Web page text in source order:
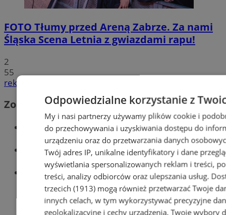
FOTO Tłumy przed Areną Zabrze. Za nami
Śląska Scena Letnia z gwiazdami rapu!
2
55
reklama
Zobacz również
Wiadomości kryminalne w Zabrzu
Wiadomości lokalne
Wiadomości sportowe
Odpowiedzialne korzystanie z
My i nasi partnerzy używamy plików cookie i
do przechowywania i uzyskiwania dostępu do
urządzeniu oraz do przetwarzania danych
Twój adres IP, unikalne identyfikatory i dane
wyświetlania spersonalizowanych reklam i treści,
treści, analizy odbiorców oraz ulepszania usług.
trzecich (1913)mogą również przetwarzać Twoje
innych celach, w tym wykorzystywać precyzyjne
geolokalizacyjne i cechy urządzenia. Twoje wybory